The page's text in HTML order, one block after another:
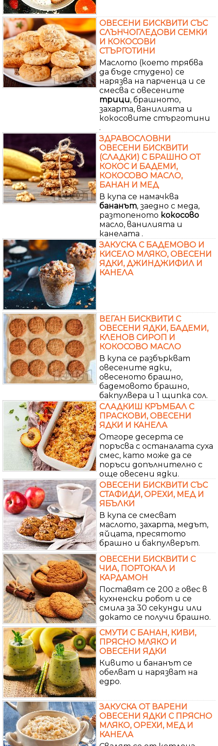
ОВЕСЕНИ БИСКВИТИ СЪС
СЛЪНЧОГЛЕДОВИ СЕМКИ
И КОКОСОВИ
СТЪРГОТИНИ
Маслото (което трябва
да бъде студено) се
нарязва на парченца и се
смесва с овесените
трици, брашното,
захарта, ванилията и
кокосовите стърготини
.
ЗДРАВОСЛОВНИ
ОВЕСЕНИ БИСКВИТИ
(СЛАДКИ) С БРАШНО ОТ
КОКОС И БАДЕМИ,
КОКОСОВО МАСЛО,
БАНАН И МЕД
В купа се намачква
бананът, заедно с меда,
разтопеното кокосово
масло, ванилията и
канелата .
ЗАКУСКА С БАДЕМОВО И
КИСЕЛО МЛЯКО, ОВЕСЕНИ
ЯДКИ, ДЖИНДЖИФИЛ И
КАНЕЛА
ВЕГАН БИСКВИТИ С
ОВЕСЕНИ ЯДКИ, БАДЕМИ,
КЛЕНОВ СИРОП И
КОКОСОВО МАСЛО
В купа се разбъркват
овесените ядки,
овесеното брашно,
бадемовото брашно,
бакпулвера и 1 щипка сол.
СЛАДКИШ КРЪМБАЛ С
ПРАСКОВИ, ОВЕСЕНИ
ЯДКИ И КАНЕЛА
Отгоре десерта се
поръсва с останалата суха
смес, като може да се
поръси допълнително с
още овесени ядки.
ОВЕСЕНИ БИСКВИТИ СЪС
СТАФИДИ, ОРЕХИ, МЕД И
ЯБЪЛКИ
В купа се смесват
маслото, захарта, медът,
яйцата, пресятото
брашно и бакпулверът.
ОВЕСЕНИ БИСКВИТИ С
ЧИА, ПОРТОКАЛ И
КАРДАМОН
Поставят се 200 г овес в
кухненски робот и се
смила за 30 секунди или
докато се получи брашно.
СМУТИ С БАНАН, КИВИ,
ПРЯСНО МЛЯКО И
ОВЕСЕНИ ЯДКИ
Кивито и бананът се
обелват и нарязват на
едро.
ЗАКУСКА ОТ ВАРЕНИ
ОВЕСЕНИ ЯДКИ С ПРЯСНО
МЛЯКО, ОРЕХИ, МЕД И
КАНЕЛА